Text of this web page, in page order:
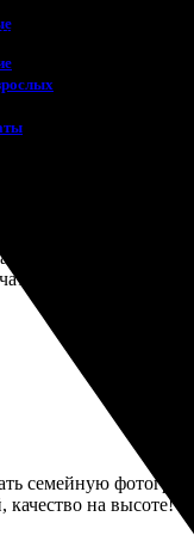
Процесс
Рекомендую
Заказал печать
компании
только
семейную
качество на высоте!